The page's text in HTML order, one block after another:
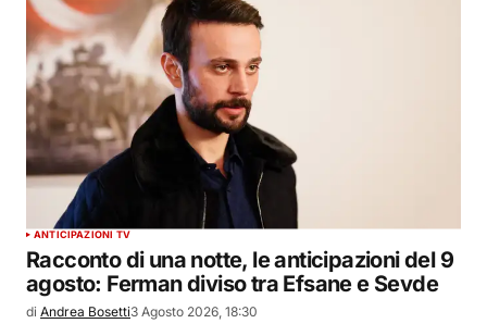
ANTICIPAZIONI TV
Racconto di una notte, le anticipazioni del 9
agosto: Ferman diviso tra Efsane e Sevde
di Andrea Bosetti3 Agosto 2026, 18:30